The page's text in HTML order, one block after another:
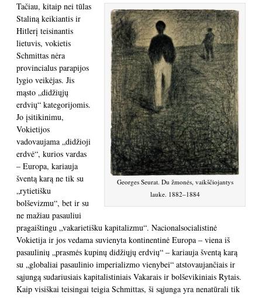
Georges Seurat. Du žmonės, vaikščiojantys
lauke. 1882–1884
Tačiau, kitaip nei tūlas
Staliną keikiantis ir
Hitlerį teisinantis
lietuvis, vokietis
Schmittas nėra
provincialus parapijos
lygio veikėjas. Jis
mąsto „didžiųjų
erdvių“ kategorijomis.
Jo įsitikinimu,
Vokietijos
vadovaujama „didžioji
erdvė“, kurios vardas
– Europa, kariauja
šventą karą ne tik su
„rytietišku
bolševizmu“, bet ir su
ne mažiau pasauliui
pragaištingu „vakarietišku kapitalizmu“. Nacionalsocialistinė
Vokietija ir jos vedama suvienyta kontinentinė Europa – viena iš
pasaulinių „prasmės kupinų didžiųjų erdvių“ – kariauja šventą karą
su „globaliai pasaulinio imperializmo vienybei“ atstovaujančiais ir
sąjungą sudariusiais kapitalistiniais Vakarais ir bolševikiniais Rytais.
Kaip visiškai teisingai teigia Schmittas, ši sąjunga yra nenatūrali tik